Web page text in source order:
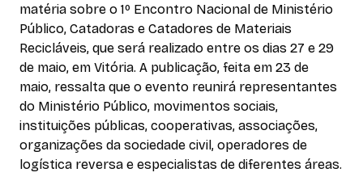
matéria sobre o 1º Encontro Nacional de Ministério
Público, Catadoras e Catadores de Materiais
Recicláveis, que será realizado entre os dias 27 e 29
de maio, em Vitória. A publicação, feita em 23 de
maio, ressalta que o evento reunirá representantes
do Ministério Público, movimentos sociais,
instituições públicas, cooperativas, associações,
organizações da sociedade civil, operadores de
logística reversa e especialistas de diferentes áreas.